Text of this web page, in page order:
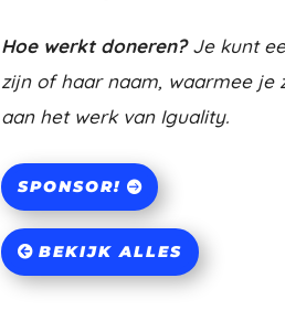
Hoe werkt doneren?Je kunt
zijn of haar naam, waarmee
aan het werk van Iguality.
SPONSOR!
BEKIJK ALLES